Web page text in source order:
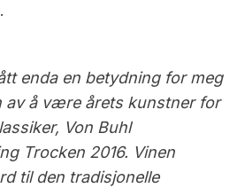
enda en betydning for meg
av å være årets kunstner for
Von Buhl
Trocken 2016. Vinen
til den tradisjonelle